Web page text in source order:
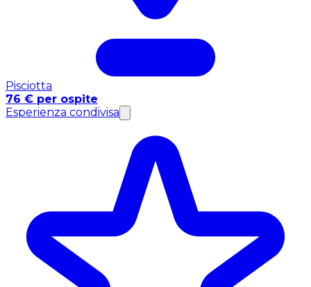
Pisciotta
76 € per ospite
Esperienza condivisa